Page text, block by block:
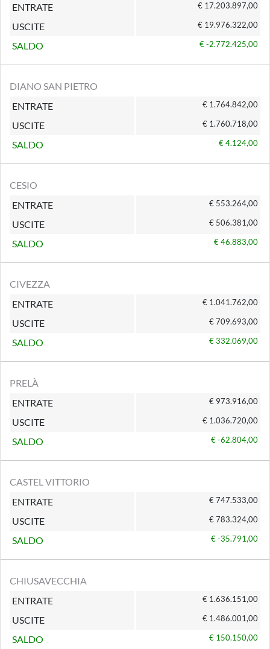
ENTRATE
€ 17.203.897,00
USCITE € 19.976.322,00
SALDO € -2.772.425,00
DIANO SAN PIETRO
ENTRATE
€ 1.764.842,00
USCITE € 1.760.718,00
SALDO € 4.124,00
CESIO
ENTRATE
€ 553.264,00
USCITE € 506.381,00
SALDO € 46.883,00
CIVEZZA
ENTRATE
€ 1.041.762,00
USCITE € 709.693,00
SALDO € 332.069,00
PRELÀ
ENTRATE
€ 973.916,00
USCITE € 1.036.720,00
SALDO € -62.804,00
CASTEL VITTORIO
ENTRATE
€ 747.533,00
USCITE € 783.324,00
SALDO € -35.791,00
CHIUSAVECCHIA
ENTRATE
€ 1.636.151,00
USCITE € 1.486.001,00
SALDO € 150.150,00